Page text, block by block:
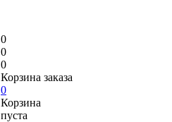
0
0
0
Корзина заказа
0
Корзина
пуста